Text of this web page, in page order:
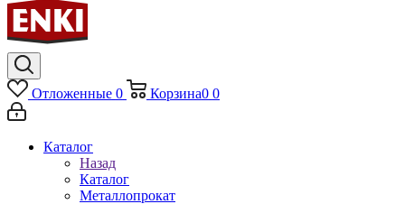
Отложенные 0 Корзина0 0
Каталог
Назад
Каталог
Металлопрокат